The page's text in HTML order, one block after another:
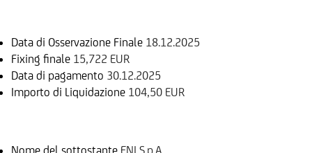
Data di Osservazione Finale 18.12.2025
Fixing finale 15,722 EUR
Data di pagamento 30.12.2025
Importo di Liquidazione 104,50 EUR
Nome del sottostante ENI S.p.A.